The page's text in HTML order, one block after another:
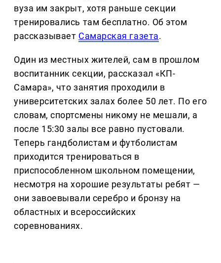
вуза им закрыт, хотя раньше секции
тренировались там бесплатно. Об этом
рассказывает Самарская газета.
Один из местных жителей, сам в прошлом
воспитанник секции, рассказал «КП-
Самара», что занятия проходили в
университетских залах более 50 лет. По его
словам, спортсмены никому не мешали, а
после 15:30 залы все равно пустовали.
Теперь гандболистам и футболистам
приходится тренироваться в
приспособленном школьном помещении,
несмотря на хорошие результаты ребят —
они завоевывали серебро и бронзу на
областных и всероссийских
соревнованиях.